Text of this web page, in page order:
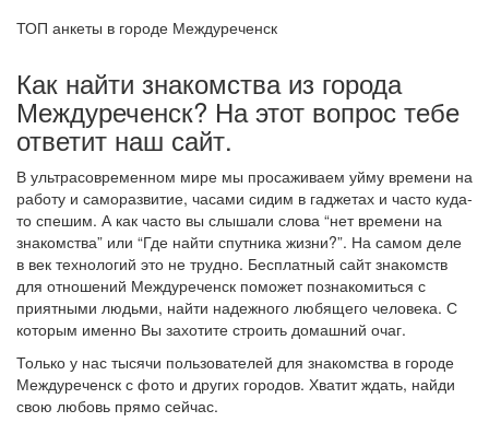
ТОП анкеты в городе Междуреченск
Как найти знакомства из города
Междуреченск? На этот вопрос тебе
ответит наш сайт.
В ультрасовременном мире мы просаживаем уйму времени на
работу и саморазвитие, часами сидим в гаджетах и часто куда-
то спешим. А как часто вы слышали слова “нет времени на
знакомства” или “Где найти спутника жизни?”. На самом деле
в век технологий это не трудно. Бесплатный сайт знакомств
для отношений Междуреченск поможет познакомиться с
приятными людьми, найти надежного любящего человека. С
которым именно Вы захотите строить домашний очаг.
Только у нас тысячи пользователей для знакомства в городе
Междуреченск с фото и других городов. Хватит ждать, найди
свою любовь прямо сейчас.